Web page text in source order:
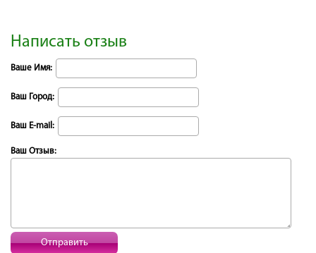
Написать отзыв
Ваше Имя:
Ваш Город:
Ваш E-mail:
Ваш Отзыв:
Отправить